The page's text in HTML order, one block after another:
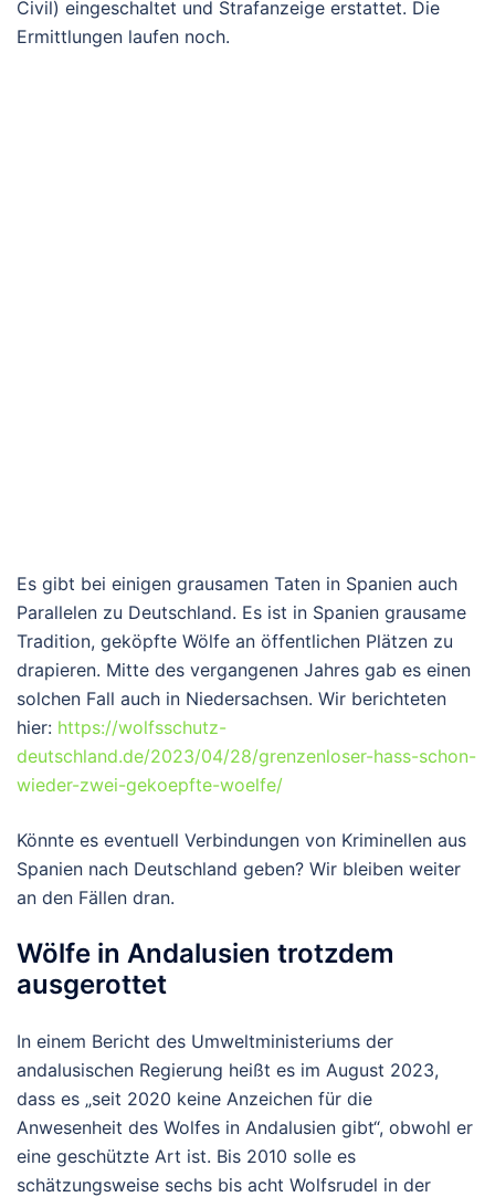
Civil) eingeschaltet und Strafanzeige erstattet. Die
Ermittlungen laufen noch.
Es gibt bei einigen grausamen Taten in Spanien auch
Parallelen zu Deutschland. Es ist in Spanien grausame
Tradition, geköpfte Wölfe an öffentlichen Plätzen zu
drapieren. Mitte des vergangenen Jahres gab es einen
solchen Fall auch in Niedersachsen. Wir berichteten
hier: https://wolfsschutz-
deutschland.de/2023/04/28/grenzenloser-hass-schon-
wieder-zwei-gekoepfte-woelfe/
Könnte es eventuell Verbindungen von Kriminellen aus
Spanien nach Deutschland geben? Wir bleiben weiter
an den Fällen dran.
Wölfe in Andalusien trotzdem
ausgerottet
In einem Bericht des Umweltministeriums der
andalusischen Regierung heißt es im August 2023,
dass es „seit 2020 keine Anzeichen für die
Anwesenheit des Wolfes in Andalusien gibt“, obwohl er
eine geschützte Art ist. Bis 2010 solle es
schätzungsweise sechs bis acht Wolfsrudel in der